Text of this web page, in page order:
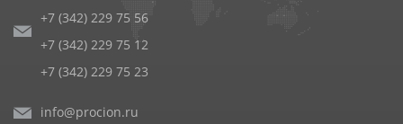
+7 (342) 229 75 56
+7 (342) 229 75 12
+7 (342) 229 75 23
info@procion.ru